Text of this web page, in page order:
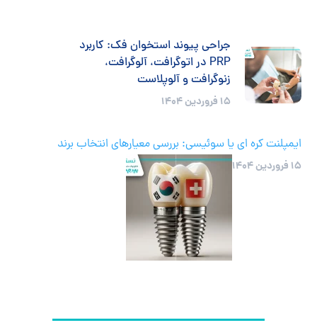
جراحی پیوند استخوان فک: کاربرد
PRP در اتوگرافت، آلوگرافت،
زنوگرافت و آلوپلاست
۱۵ فروردین ۱۴۰۴
ایمپلنت کره ای یا سوئیسی: بررسی معیارهای انتخاب برند
۱۵ فروردین ۱۴۰۴